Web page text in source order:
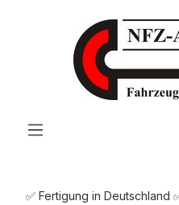
Zum Hauptinhalt springen
✅ Fertigung in Deutschland